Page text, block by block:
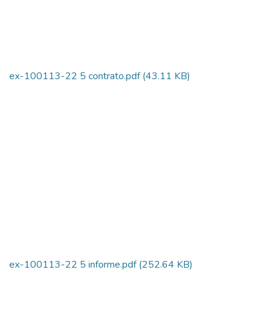
ex-100113-22 5 contrato.pdf(43.11 KB)
ex-100113-22 5 informe.pdf(252.64 KB)